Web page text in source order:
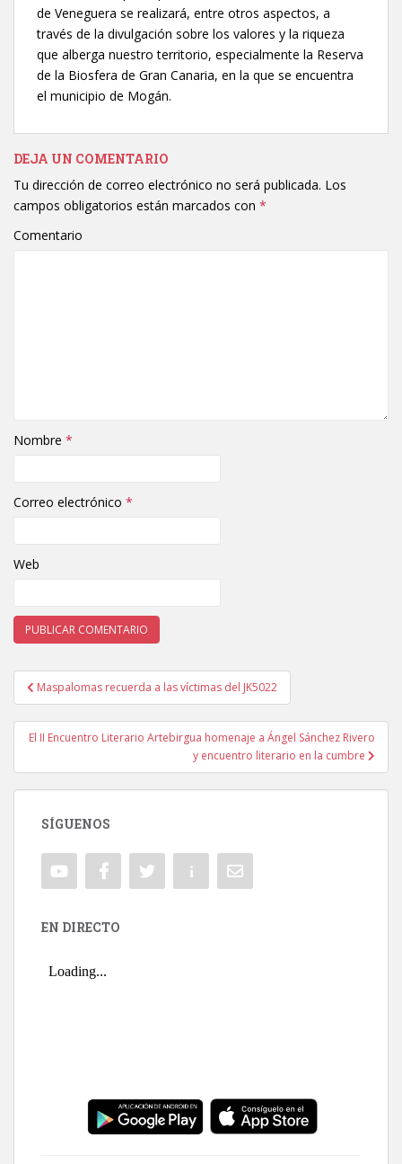
de Veneguera se realizará, entre otros aspectos, a
través de la divulgación sobre los valores y la riqueza
que alberga nuestro territorio, especialmente la Reserva
de la Biosfera de Gran Canaria, en la que se encuentra
el municipio de Mogán.
DEJA UN COMENTARIO
Tu dirección de correo electrónico no será publicada. Los
campos obligatorios están marcados con *
Comentario
Nombre *
Correo electrónico *
Web
Navegación de entradas
Maspalomas recuerda a las víctimas del JK5022
El II Encuentro Literario Artebirgua homenaje a Ángel Sánchez Rivero
y encuentro literario en la cumbre
SÍGUENOS
EN DIRECTO